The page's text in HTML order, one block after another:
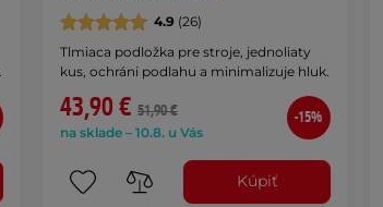
4.9 (26)
Tlmiaca podložka pre stroje, jednoliaty
kus, ochráni podlahu a minimalizuje hluk.
43,90 € 51,90 €
na sklade – 10.8. u Vás
-15%
Kúpiť